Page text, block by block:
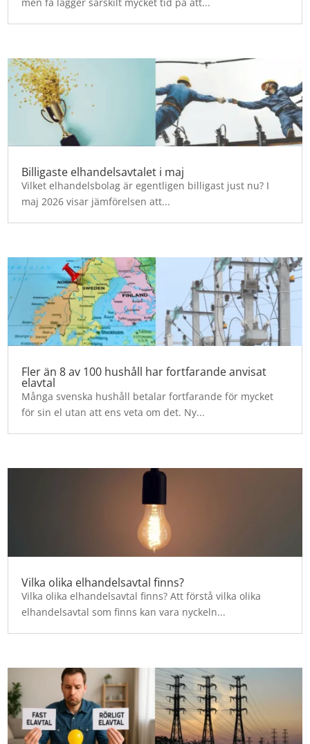
Billigaste elhandelsavtalet i maj
Vilket elhandelsbolag är egentligen billigast just nu? I
maj 2026 visar jämförelsen att...
Fler än 8 av 100 hushåll har fortfarande anvisat
elavtal
Många svenska hushåll betalar fortfarande för mycket
för sin el utan att ens veta om det. Ny...
Vilka olika elhandelsavtal finns?
Vilka olika elhandelsavtal finns? Att förstå vilka olika
elhandelsavtal som finns kan vara nyckeln...